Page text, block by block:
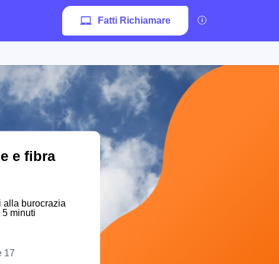
Fatti Richiamare